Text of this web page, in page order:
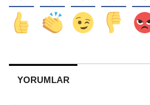
YORUMLAR